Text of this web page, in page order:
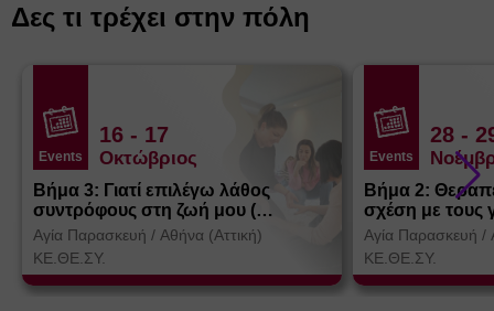
Δες τι τρέχει στην πόλη
Events
16 - 17
Οκτώβριος
Βήμα 3: Γιατί επιλέγω λάθος
συντρόφους στη ζωή μου (
Θεσσαλονίκη)
Αγία Παρασκευή / Αθήνα (Αττική)
ΚΕ.ΘΕ.ΣΥ.
Events
28 -
Βήμα 2:
σχέση με τους
Αγία Παρασκευή /
ΚΕ.ΘΕ.ΣΥ.